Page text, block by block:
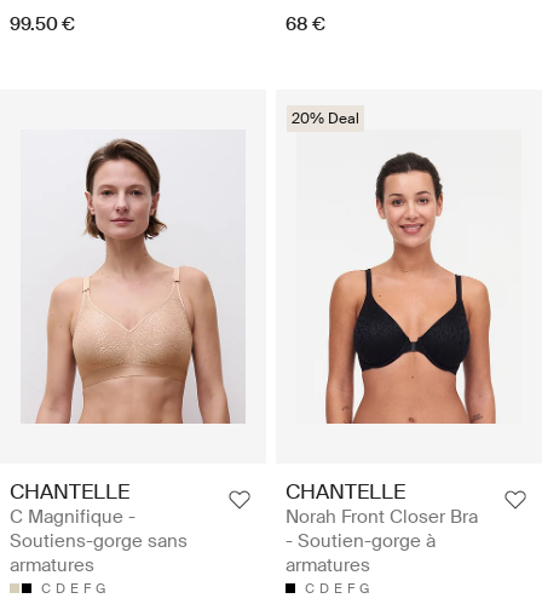
99.50 € 68 €
CHANTELLE
C Magnifique -
Soutiens-gorge sans
armatures
C D E F G
20% Deal
CHANTELLE
Norah Front Closer Bra
- Soutien-gorge à
armatures
C D E F G